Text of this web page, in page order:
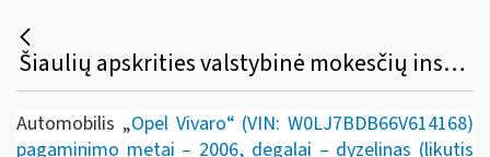
Šiaulių apskrities valstybinė mokesčių inspekcija (toliau — Šiaulių AVMI) skelbia automobilio pardavimą viešame prekių aukcione:
Automobilis „Opel Vivaro“ (VIN: W0LJ7BDB66V614168)
pagaminimo metai – 2006, degalai – dyzelinas (likutis